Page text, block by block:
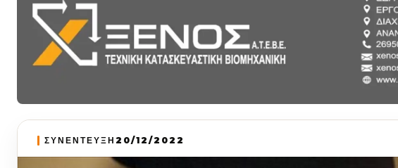
ΣΥΝΕΝΤΕΥΞΗ 20/12/2022